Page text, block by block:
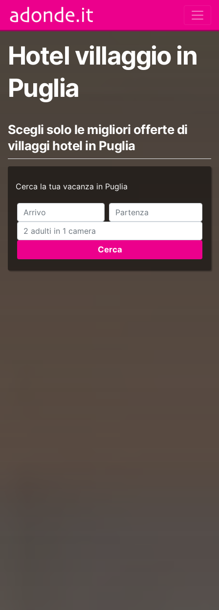
Hotel villaggio in
Puglia
Scegli solo le migliori offerte di
villaggi hotel in Puglia
Cerca la tua vacanza in Puglia
Cerca